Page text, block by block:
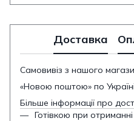
Доставка
Самовивіз з нашого
«Новою поштою» по
Більше інформації про
Готівкою при отриманні